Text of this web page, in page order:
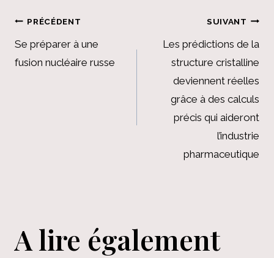
Navigation
de
PRÉCÉDENT
Se préparer à une
fusion nucléaire russe
SUIVANT
Les prédictions de la
structure cristalline
deviennent réelles
grâce à des calculs
précis qui aideront
l’industrie
pharmaceutique
A lire également